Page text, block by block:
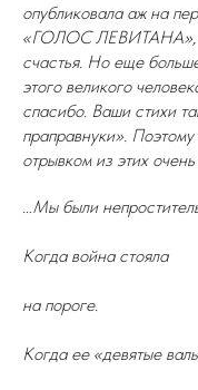
опубликовала аж на
«ГОЛОС ЛЕВИТАНА»,
счастья. Но еще
этого великого
спасибо. Ваши стихи
праправнуки». Поэтому
отрывком из этих
…Мы были
Когда война стояла
на пороге.
Когда ее «девятые